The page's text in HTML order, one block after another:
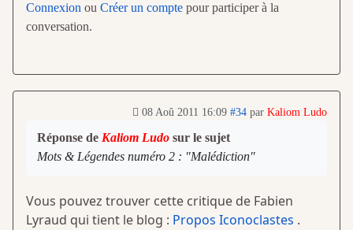
Connexion ou Créer un compte pour participer à la
conversation.
08 Aoû 2011 16:09 #34 par Kaliom Ludo
Réponse de Kaliom Ludo sur le sujet
Mots & Légendes numéro 2 : "Malédiction"
Vous pouvez trouver cette critique de Fabien
Lyraud qui tient le blog : Propos Iconoclastes .